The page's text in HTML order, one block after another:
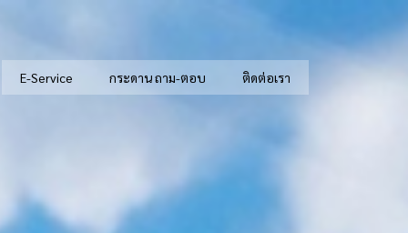
E-Service กระดาน ถาม-ตอบ ติดต่อเรา